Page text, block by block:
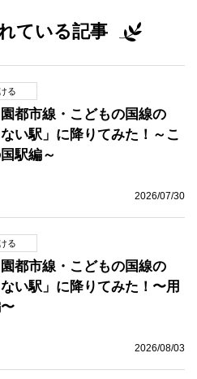
ている記事
る
都市線・こどもの国線の
ない駅」に降りてみた！～こ
駅編～
2026/07/30
る
都市線・こどもの国線の
ない駅」に降りてみた！〜用
2026/08/03